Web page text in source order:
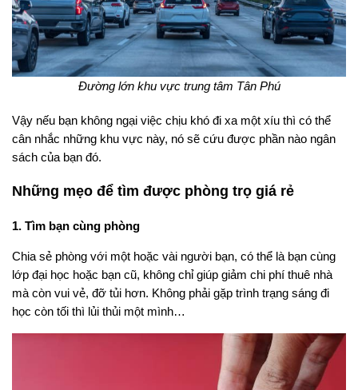
Đường lớn khu vực trung tâm Tân Phú
Vậy nếu bạn không ngại việc chịu khó đi xa một xíu thì có thể
cân nhắc những khu vực này, nó sẽ cứu được phần nào ngân
sách của bạn đó.
Những mẹo để tìm được phòng trọ giá rẻ
1. Tìm bạn cùng phòng
Chia sẻ phòng với một hoặc vài người bạn, có thể là bạn cùng
lớp đại học hoặc bạn cũ, không chỉ giúp giảm chi phí thuê nhà
mà còn vui vẻ, đỡ tủi hơn. Không phải gặp trình trạng sáng đi
học còn tối thì lủi thủi một mình…